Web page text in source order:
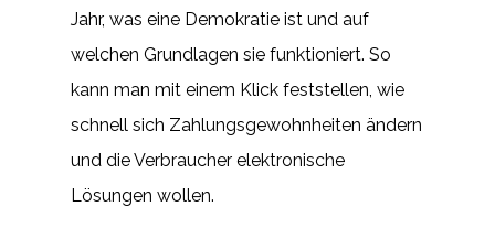
Jahr, was eine Demokratie ist und auf
welchen Grundlagen sie funktioniert. So
kann man mit einem Klick feststellen, wie
schnell sich Zahlungsgewohnheiten ändern
und die Verbraucher elektronische
Lösungen wollen.